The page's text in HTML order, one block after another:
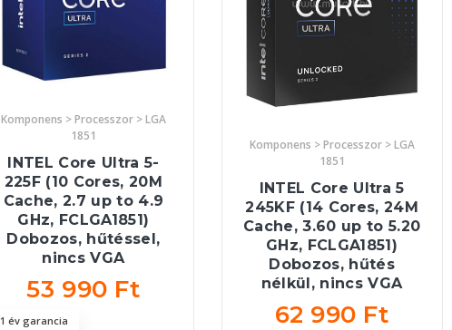
Komponens > Processzor > LGA
1851
INTEL Core Ultra 5-
225F (10 Cores, 20M
Cache, 2.7 up to 4.9
GHz, FCLGA1851)
Dobozos, hűtéssel,
nincs VGA
53 990 Ft
1 év garancia
Komponens > Processzor > LGA
1851
INTEL Core Ultra 5
245KF (14 Cores, 24M
Cache, 3.60 up to 5.20
GHz, FCLGA1851)
Dobozos, hűtés
nélkül, nincs VGA
62 990 Ft